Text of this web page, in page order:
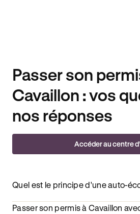
Passer son
Cavaillon : vos
nos réponses
Accéder au centre
Quel est le principe d'une auto-
Passer son permis à Cavaillon